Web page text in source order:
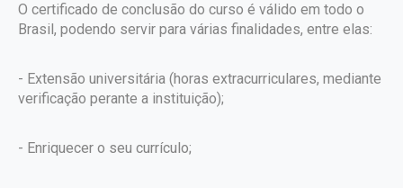
O certificado de conclusão do curso é válido em todo o
Brasil, podendo servir para várias finalidades, entre elas:
- Extensão universitária (horas extracurriculares, mediante
verificação perante a instituição);
- Enriquecer o seu currículo;